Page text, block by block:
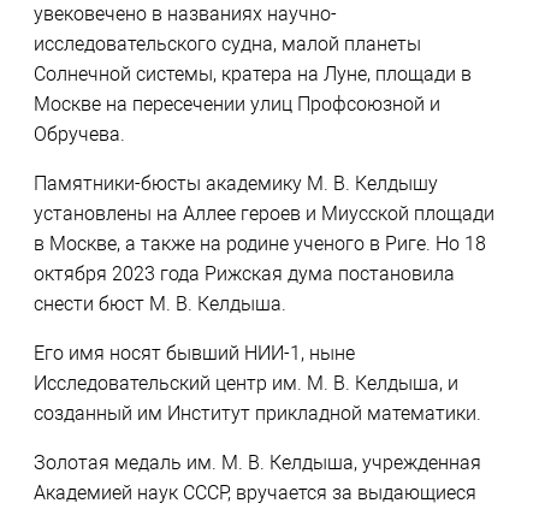
увековечено в названиях научно-
исследовательского судна, малой планеты
Солнечной системы, кратера на Луне, площади в
Москве на пересечении улиц Профсоюзной и
Обручева.
Памятники-бюсты академику М. В. Келдышу
установлены на Аллее героев и Миусской площади
в Москве, а также на родине ученого в Риге. Но 18
октября 2023 года Рижская дума постановила
снести бюст М. В. Келдыша.
Его имя носят бывший НИИ-1, ныне
Исследовательский центр им. М. В. Келдыша, и
созданный им Институт прикладной математики.
Золотая медаль им. М. В. Келдыша, учрежденная
Академией наук СССР, вручается за выдающиеся